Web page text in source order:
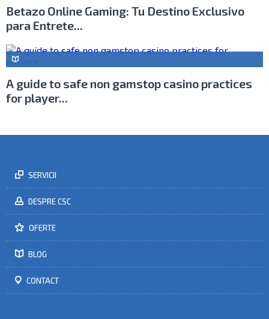
Betazo Online Gaming: Tu Destino Exclusivo
para Entrete...
A guide to safe non gamstop casino practices
for player...
SERVICII
DESPRE CSC
OFERTE
BLOG
CONTACT